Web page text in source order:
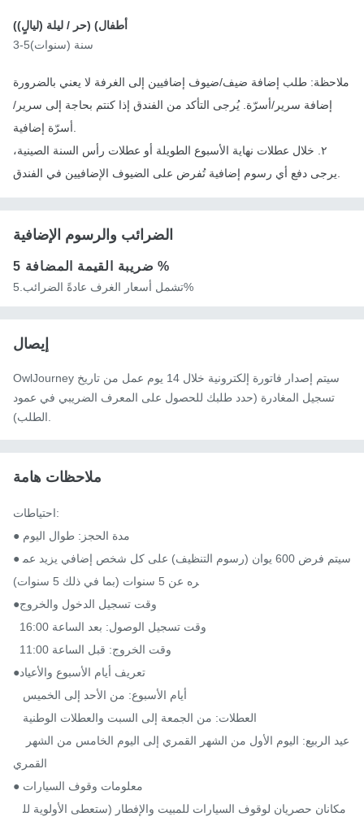
أطفال) (حر / ليلة (ليالٍ))
3-5سنة (سنوات)
ملاحظة: طلب إضافة ضيف/ضيوف إضافيين إلى الغرفة لا يعني بالضرورة
إضافة سرير/أسرّة. يُرجى التأكد من الفندق إذا كنتم بحاجة إلى سرير/
٢. خلال عطلات نهاية الأسبوع الطويلة أو عطلات رأس السنة الصينية،
الضرائب والرسوم الإضافية
ضريبة القيمة المضافة 5 %
تشمل أسعار الغرف عادةً الضرائب.5%
إيصال
OwlJourney سيتم إصدار فاتورة إلكترونية خلال 14 يوم عمل من تاريخ
تسجيل المغادرة (حدد طلبك للحصول على المعرف الضريبي في عمود
ملاحظات هامة
احتياطات:
● مدة الحجز: طوال اليوم
● سيتم فرض 600 يوان (رسوم التنظيف) على كل شخص إضافي يزيد عم
ره عن 5 سنوات (بما في ذلك 5 سنوات)
●وقت تسجيل الدخول والخروج
●تعريف أيام الأسبوع والأعياد
القمري
● معلومات وقوف السيارات